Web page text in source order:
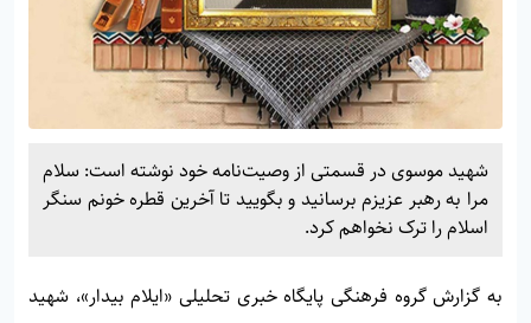
شهید موسوی در قسمتی از وصیت‌نامه خود نوشته است: سلام
مرا به رهبر عزيزم برسانيد و بگویيد تا آخرين قطره خونم سنگر
اسلام را ترک نخواهم كرد.
به گزارش گروه فرهنگی پایگاه خبری تحلیلی «ایلام بیدار»، شهید